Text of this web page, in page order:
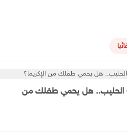
الحليب.. هل يحمي طفلك من